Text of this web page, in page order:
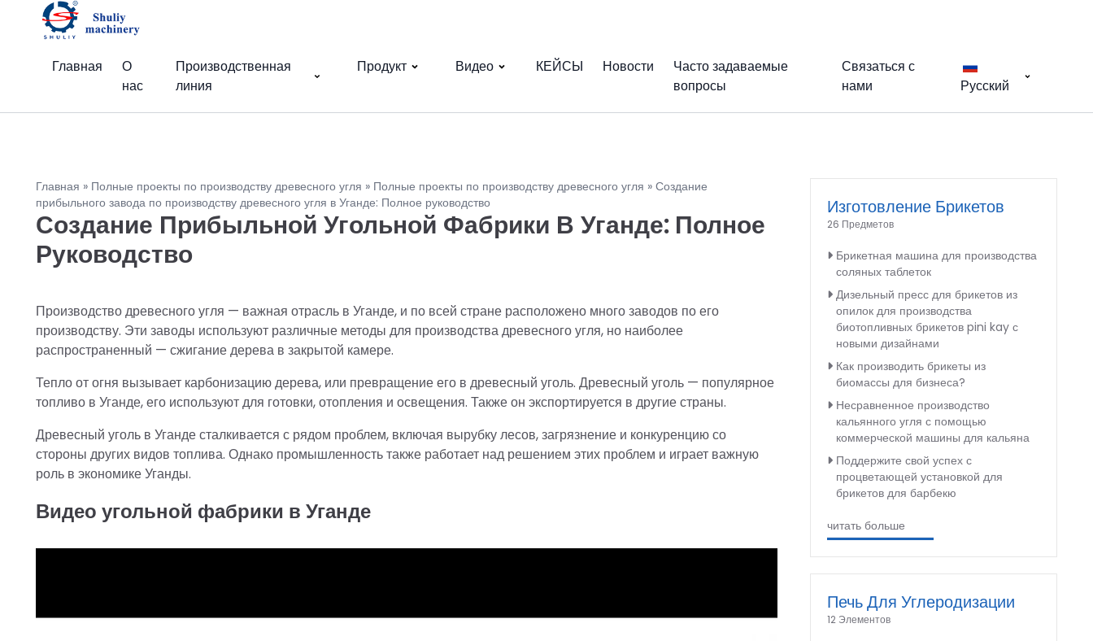
Главная
О
нас
Производственная
линия
Продукт Видео КЕЙСЫ Новости
Часто задаваемые
вопросы
Связаться с
нами
Русский
Главная » Полные проекты по производству древесного угля » Полные проекты по производству древесного угля » Создание
прибыльного завода по производству древесного угля в Уганде: Полное руководство
Создание Прибыльной Угольной Фабрики В Уганде: Полное
Руководство
Производство древесного угля — важная отрасль в Уганде, и по всей стране расположено много заводов по его
производству. Эти заводы используют различные методы для производства древесного угля, но наиболее
распространенный — сжигание дерева в закрытой камере.
Тепло от огня вызывает карбонизацию дерева, или превращение его в древесный уголь. Древесный уголь — популярное
топливо в Уганде, его используют для готовки, отопления и освещения. Также он экспортируется в другие страны.
Древесный уголь в Уганде сталкивается с рядом проблем, включая вырубку лесов, загрязнение и конкуренцию со
стороны других видов топлива. Однако промышленность также работает над решением этих проблем и играет важную
роль в экономике Уганды.
Видео угольной фабрики в Уганде
Изготовление Брикетов
26 Предметов
Брикетная машина для производства
соляных таблеток
Дизельный пресс для брикетов из
опилок для производства
биотопливных брикетов pini kay с
новыми дизайнами
Как производить брикеты из
биомассы для бизнеса?
Несравненное производство
кальянного угля с помощью
коммерческой машины для кальяна
Поддержите свой успех с
процветающей установкой для
брикетов для барбекю
читать больше
Печь Для Углеродизации
12 Элементов